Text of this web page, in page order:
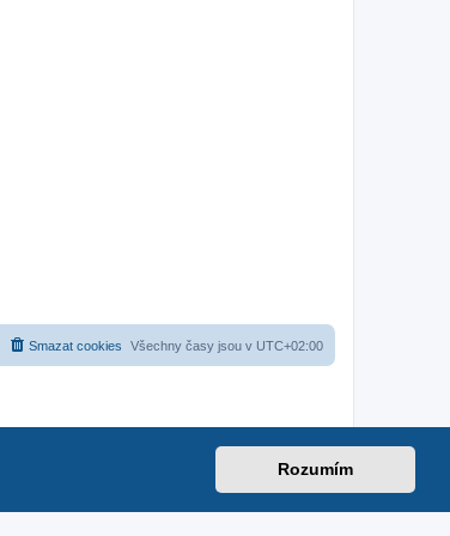
Rozumím
Všechny časy jsou v UTC+02:00
Smazat cookies